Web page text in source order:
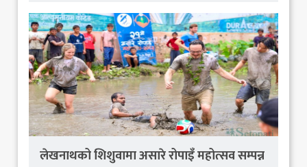
लेखनाथको शिशुवामा असारे रोपाइँ महोत्सव सम्पन्न